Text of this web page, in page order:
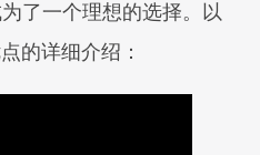
了一个理想的选择。以
的详细介绍：